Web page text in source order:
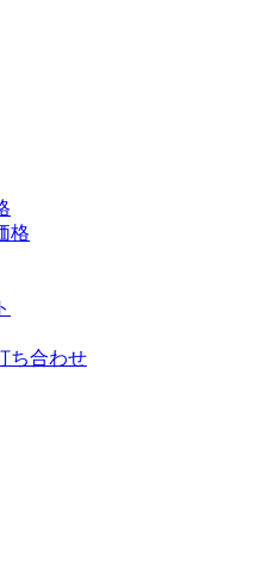
格
ち合わせ